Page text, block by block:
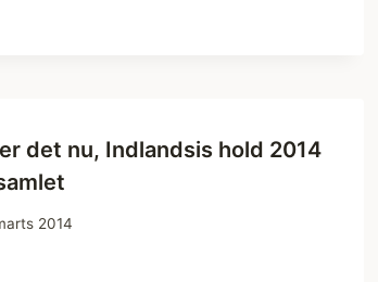
det nu, Indlandsis hold 2014
2014